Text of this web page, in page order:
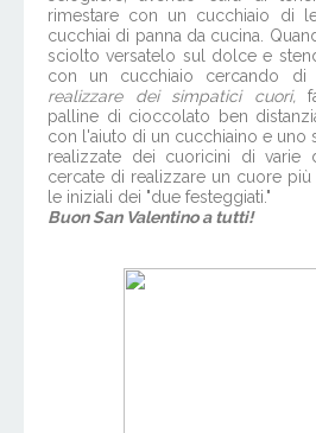
rimestare con un cucchiaio di
cucchiai di panna da cucina.
sciolto versatelo sul dolce e
con un cucchiaio cercando di
realizzare dei simpatici cuori,
palline di cioccolato ben
con l'aiuto di un cucchiaino e uno
realizzate dei cuoricini di varie
cercate di realizzare un cuore
le iniziali dei "due festeggiati."
Buon San Valentino a tutti!